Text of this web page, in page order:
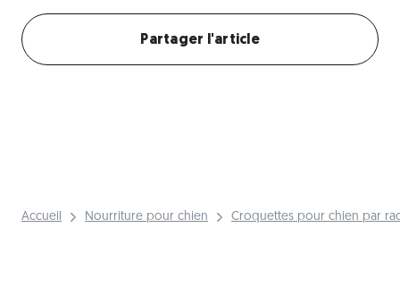
Partager l'article
Accueil Nourriture pour chien Croquettes pour chien par